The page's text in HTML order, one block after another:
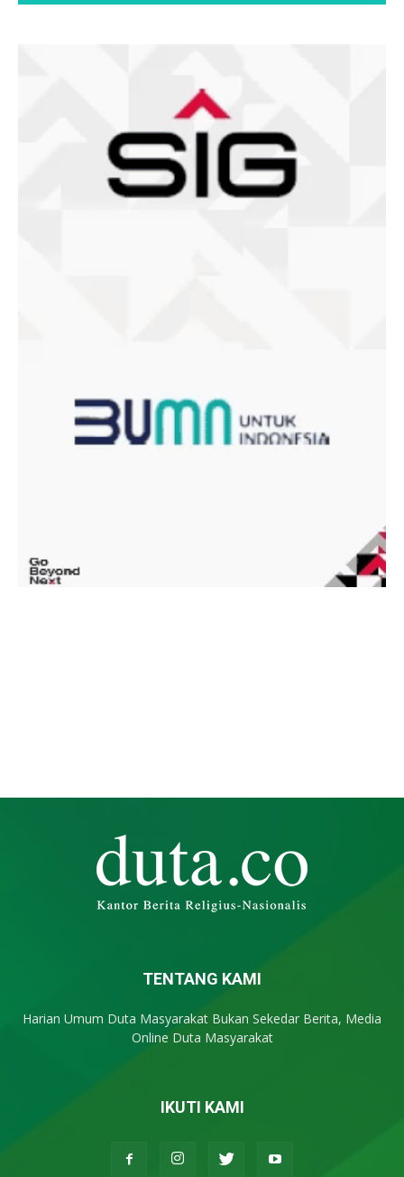
TENTANG KAMI
Harian Umum Duta Masyarakat Bukan Sekedar Berita, Media
Online Duta Masyarakat
IKUTI KAMI